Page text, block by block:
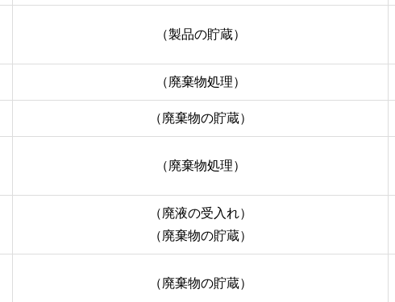
（製品の貯蔵）
（廃棄物処理）
（廃棄物の貯蔵）
（廃棄物処理）
（廃液の受入れ）
（廃棄物の貯蔵）
（廃棄物の貯蔵）